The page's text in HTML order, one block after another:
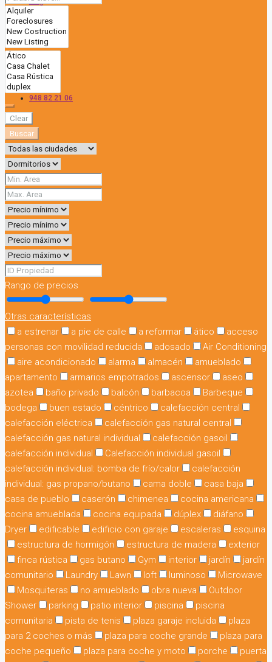
948 82 21 06
Clear
Buscar
Rango de precios
Otras características
a estrenar
a pie de calle a reformar ático
acceso
personas con movilidad reducida
adosado
Air Conditioning
aire acondicionado
alarma almacén
amueblado
apartamento
armarios empotrados ascensor
aseo
azotea
baño privado balcón barbacoa
Barbeque
bodega
buen estado céntrico
calefacción central
calefacción eléctrica
calefacción gas natural central
calefacción gas natural individual
calefacción gasoil
calefacción individual
Calefacción individual gasoil
calefacción individual: bomba de frío/calor
calefacción
individual: gas propano/butano
cama doble
casa baja
casa de pueblo
caserón chimenea
cocina americana
cocina amueblada
cocina equipada dúplex
diáfano
Dryer
edificable edificio con garaje escaleras
esquina
estructura de hormigón
estructura de madera
exterior
finca rústica
gas butano Gym interior jardín
jardín
comunitario
Laundry Lawn loft luminoso
Microwave
Mosquiteras
no amueblado obra nueva
Outdoor
Shower
parking patio interior piscina
piscina
comunitaria
pista de tenis plaza garaje incluida
plaza
para 2 coches o más
plaza para coche grande
plaza para
coche pequeño
plaza para coche y moto porche
puerta